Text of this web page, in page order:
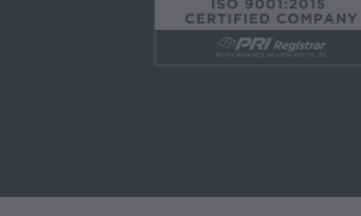
haciendo copias de CPT para la
licencia, transfiriendo copias de